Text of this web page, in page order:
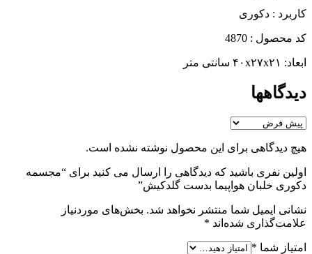
کاربرد : دکوری
کد محصول : 4870
ابعاد: ۴۰x۲۷x۲۱ سانتی متر
دیدگاهها
هیچ دیدگاهی برای این محصول نوشته نشده است.
اولین نفری باشید که دیدگاهی را ارسال می کنید برای “مجسمه
دکوری خلبان هواپیما بدست گلدکیش”
نشانی ایمیل شما منتشر نخواهد شد. بخش‌های موردنیاز
علامت‌گذاری شده‌اند *
امتیاز شما *